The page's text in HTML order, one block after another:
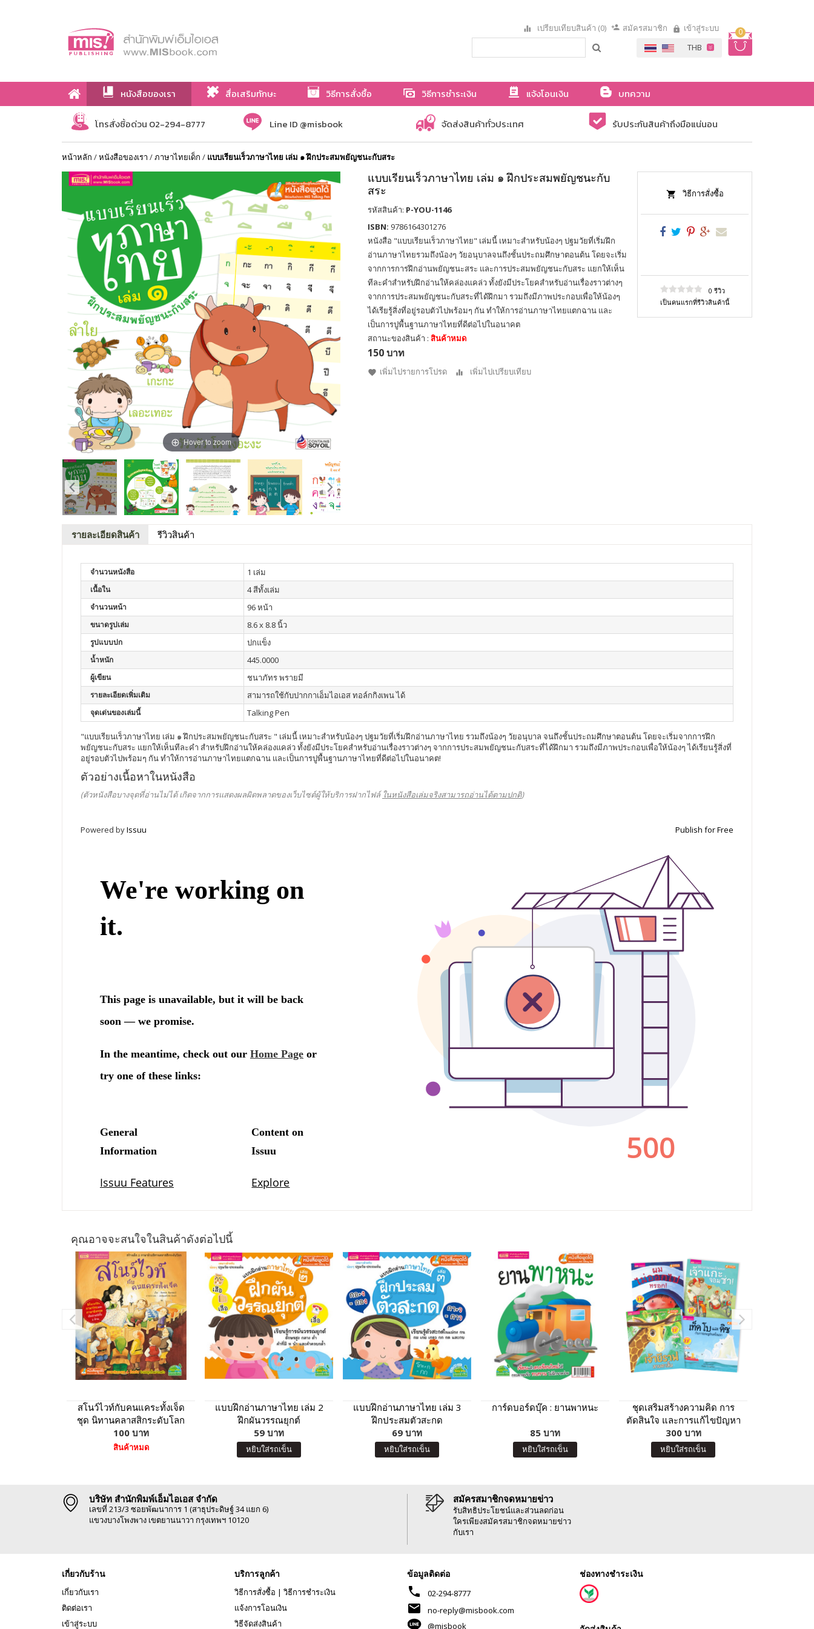
0
เปรียบเทียบสินค้า (0) สมัครสมาชิก เข้าสู่ระบบ
หนังสือของเรา สื่อเสริมทักษะ วิธีการสั่งซื้อ วิธีการชำระเงิน แจ้งโอนเงิน
บทความ
เกี่ยวกับเรา
โทรสั่งซื้อด่วน 02-294-8777 Line ID @misbook จัดส่งสินค้าทั่วประเทศ รับประกันสินค้าถึงมือแน่นอน
หน้าหลัก /หนังสือของเรา /ภาษาไทยเด็ก / แบบเรียนเร็วภาษาไทย เล่ม ๑ ฝึกประสมพยัญชนะกับสระ
Hover to zoom
แบบเรียนเร็วภาษาไทย เล่ม ๑ ฝึกประสมพยัญชนะกับ
สระ
รหัสสินค้า: P-YOU-1146
ISBN: 9786164301276
หนังสือ "แบบเรียนเร็วภาษาไทย" เล่มนี้ เหมาะสำหรับน้องๆ ปฐมวัยที่เริ่มฝึก
อ่านภาษาไทยรวมถึงน้องๆ วัยอนุบาลจนถึงชั้นประถมศึกษาตอนต้น โดยจะเริ่ม
จากการการฝึกอ่านพยัญชนะสระ และการประสมพยัญชนะกับสระ แยกให้เห็น
ทีละคำสำหรับฝึกอ่านให้คล่องแคล่ว ทั้งยังมีประโยคสำหรับอ่านเรื่องราวต่างๆ
จากการประสมพยัญชนะกับสระที่ได้ฝึกมา รวมถึงมีภาพประกอบเพื่อให้น้องๆ
ได้เรียรู้สิ่งที่อยู่รอบตัวไปพร้อมๆ กัน ทำให้การอ่านภาษาไทยแตกฉาน และ
เป็นการปูพื้นฐานภาษาไทยที่ดีต่อไปในอนาคต
สถานะของสินค้า : สินค้าหมด
150 บาท
เพิ่มไปรายการโปรด เพิ่มไปเปรียบเทียบ
วิธีการสั่งซื้อ
0 รีวิว
เป็นคนแรกที่รีวิวสินค้านี้
รายละเอียดสินค้า รีวิวสินค้า
จำนวนหนังสือ 1 เล่ม
เนื้อใน 4 สีทั้งเล่ม
จำนวนหน้า 96 หน้า
ขนาดรูปเล่ม 8.6 x 8.8 นิ้ว
รูปแบบปก ปกแข็ง
น้ำหนัก 445.0000
ผู้เขียน ชนาภัทร พรายมี
รายละเอียดเพิ่มเติม สามารถใช้กับปากกาเอ็มไอเอส ทอล์กกิงเพน ได้
จุดเด่นของเล่มนี้ Talking Pen
"แบบเรียนเร็วภาษาไทย เล่ม ๑ ฝึกประสมพยัญชนะกับสระ " เล่มนี้ เหมาะสำหรับน้องๆ ปฐมวัยที่เริ่มฝึกอ่านภาษาไทย รวมถึงน้องๆ วัยอนุบาล จนถึงชั้นประถมศึกษาตอนต้น โดยจะเริ่มจากการฝึก
พยัญชนะกับสระ แยกให้เห็นทีละคำ สำหรับฝึกอ่านให้คล่องแคล่ว ทั้งยังมีประโยคสำหรับอ่านเรื่องราวต่างๆ จากการประสมพยัญชนะกับสระที่ได้ฝึกมา รวมถึงมีภาพประกอบเพื่อให้น้องๆ ได้เรียนรู้สิ่งที่
อยู่รอบตัวไปพร้อมๆ กัน ทำให้การอ่านภาษาไทยแตกฉาน และเป็นการปูพื้นฐานภาษาไทยที่ดีต่อไปในอนาคต!
ตัวอย่างเนื้อหาในหนังสือ
(ตัวหนังสือบางจุดที่อ่านไม่ได้ เกิดจากการแสดงผลผิดพลาดของเว็บไซต์ผู้ให้บริการฝากไฟล์ ในหนังสือเล่มจริงสามารถอ่านได้ตามปกติ)
Powered byIssuu Publish for Free
คุณอาจจะสนใจในสินค้าดังต่อไปนี้
สโนว์ไวท์กับคนแคระทั้งเจ็ด
ชุด นิทานคลาสสิกระดับโลก
100 บาท
สินค้าหมด
แบบฝึกอ่านภาษาไทย เล่ม 2
ฝึกผันวรรณยุกต์
59 บาท
หยิบใส่รถเข็น
แบบฝึกอ่านภาษาไทย เล่ม 3
ฝึกประสมตัวสะกด
69 บาท
หยิบใส่รถเข็น
การ์ดบอร์ดบุ๊ค : ยานพาหนะ
85 บาท
หยิบใส่รถเข็น
ชุดเสริมสร้างความคิด การ
ตัดสินใจ และการแก้ไขปัญหา
300 บาท
หยิบใส่รถเข็น
บริษัท สำนักพิมพ์เอ็มไอเอส จำกัด
เลขที่ 213/3 ซอยพัฒนาการ 1 (สาธุประดิษฐ์ 34 แยก 6)
แขวงบางโพงพาง เขตยานนาวา กรุงเทพฯ 10120
สมัครสมาชิกจดหมายข่าว
รับสิทธิประโยชน์และส่วนลดก่อน
ใครเพียงสมัครสมาชิกจดหมายข่าว
กับเรา
เกี่ยวกับร้าน
เกี่ยวกับเรา
ติดต่อเรา
เข้าสู่ระบบ
บริการลูกค้า
วิธีการสั่งซื้อ | วิธีการชำระเงิน
แจ้งการโอนเงิน
วิธีจัดส่งสินค้า
ข้อมูลติดต่อ
phone 02-294-8777
mail
no-reply@misbook.com
@misbook
ช่องทางชำระเงิน